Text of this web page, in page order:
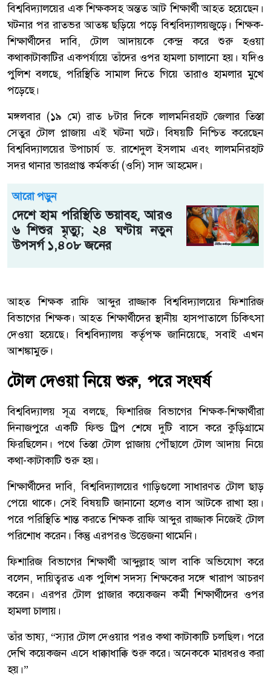
বিশ্ববিদ্যালয়ের এক শিক্ষকসহ অন্তত আট শিক্ষার্থী আহত হয়েছেন।
ঘটনার পর রাতভর আতঙ্ক ছড়িয়ে পড়ে বিশ্ববিদ্যালয়জুড়ে। শিক্ষক-
শিক্ষার্থীদের দাবি, টোল আদায়কে কেন্দ্র করে শুরু হওয়া
কথাকাটাকাটির একপর্যায়ে তাঁদের ওপর হামলা চালানো হয়। যদিও
পুলিশ বলছে, পরিস্থিতি সামাল দিতে গিয়ে তারাও হামলার মুখে
পড়েছে।
মঙ্গলবার (১৯ মে) রাত ৮টার দিকে লালমনিরহাট জেলার তিস্তা
সেতুর টোল প্লাজায় এই ঘটনা ঘটে। বিষয়টি নিশ্চিত করেছেন
বিশ্ববিদ্যালয়ের উপাচার্য ড. রাশেদুল ইসলাম এবং লালমনিরহাট
সদর থানার ভারপ্রাপ্ত কর্মকর্তা (ওসি) সাদ আহমেদ।
আরো পড়ুন
দেশে হাম পরিস্থিতি ভয়াবহ, আরও
৬ শিশুর মৃত্যু; ২৪ ঘণ্টায় নতুন
উপসর্গ ১,৪০৮ জনের
আহত শিক্ষক রাফি আব্দুর রাজ্জাক বিশ্ববিদ্যালয়ের ফিশারিজ
বিভাগের শিক্ষক। আহত শিক্ষার্থীদের স্থানীয় হাসপাতালে চিকিৎসা
দেওয়া হয়েছে। বিশ্ববিদ্যালয় কর্তৃপক্ষ জানিয়েছে, সবাই এখন
আশঙ্কামুক্ত।
টোল দেওয়া নিয়ে শুরু, পরে সংঘর্ষ
বিশ্ববিদ্যালয় সূত্র বলছে, ফিশারিজ বিভাগের শিক্ষক-শিক্ষার্থীরা
দিনাজপুরে একটি ফিল্ড ট্রিপ শেষে দুটি বাসে করে কুড়িগ্রামে
ফিরছিলেন। পথে তিস্তা টোল প্লাজায় পৌঁছালে টোল আদায় নিয়ে
কথা-কাটাকাটি শুরু হয়।
শিক্ষার্থীদের দাবি, বিশ্ববিদ্যালয়ের গাড়িগুলো সাধারণত টোল ছাড়
পেয়ে থাকে। সেই বিষয়টি জানানো হলেও বাস আটকে রাখা হয়।
পরে পরিস্থিতি শান্ত করতে শিক্ষক রাফি আব্দুর রাজ্জাক নিজেই টোল
পরিশোধ করেন। কিন্তু এরপরও উত্তেজনা থামেনি।
ফিশারিজ বিভাগের শিক্ষার্থী আব্দুল্লাহ আল বাকি অভিযোগ করে
বলেন, দায়িত্বরত এক পুলিশ সদস্য শিক্ষকের সঙ্গে খারাপ আচরণ
করেন। এরপর টোল প্লাজার কয়েকজন কর্মী শিক্ষার্থীদের ওপর
হামলা চালায়।
তাঁর ভাষ্য, “স্যার টোল দেওয়ার পরও কথা কাটাকাটি চলছিল। পরে
দেখি কয়েকজন এসে ধাক্কাধাক্কি শুরু করে। অনেককে মারধরও করা
হয়।”